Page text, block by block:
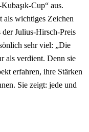
Cup“ aus.
als wichtiges Zeichen
der Julius-Hirsch-Preis
sehr viel: „Die
als verdient. Denn sie
erfahren, ihre Stärken
Sie zeigt: jede und